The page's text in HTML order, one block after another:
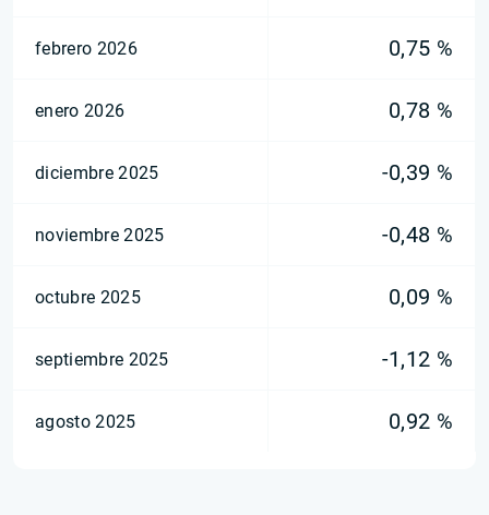
febrero 2026 0,75 %
enero 2026 0,78 %
diciembre 2025 -0,39 %
noviembre 2025 -0,48 %
octubre 2025 0,09 %
septiembre 2025 -1,12 %
agosto 2025 0,92 %